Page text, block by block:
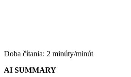
Doba čítania: 2 minúty/minút
AI SUMMARY